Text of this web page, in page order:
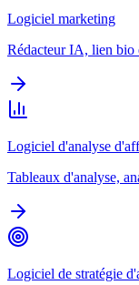
Logiciel marketing
Rédacteur IA, lien bio
Logiciel d'analyse
Tableaux d'analyse,
Logiciel de stratégie